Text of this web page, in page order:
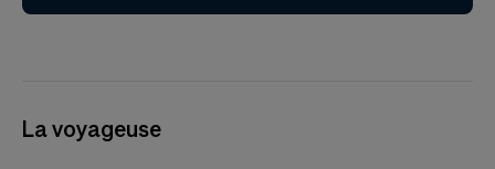
La voyageuse